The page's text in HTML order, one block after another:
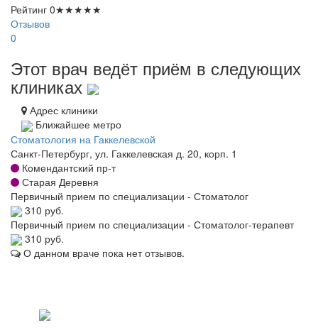
Рейтинг 0★★★★★
Отзывов
0
Этот врач ведёт приём в следующих
клиниках
Адрес клиники
Ближайшее метро
Стоматология на Гаккелевской
Санкт-Петербург, ул. Гаккелевская д. 20, корп. 1
Комендантский пр-т
Старая Деревня
Первичный прием по специализации - Стоматолог
310 руб.
Первичный прием по специализации - Стоматолог-терапевт
310 руб.
О данном враче пока нет отзывов.